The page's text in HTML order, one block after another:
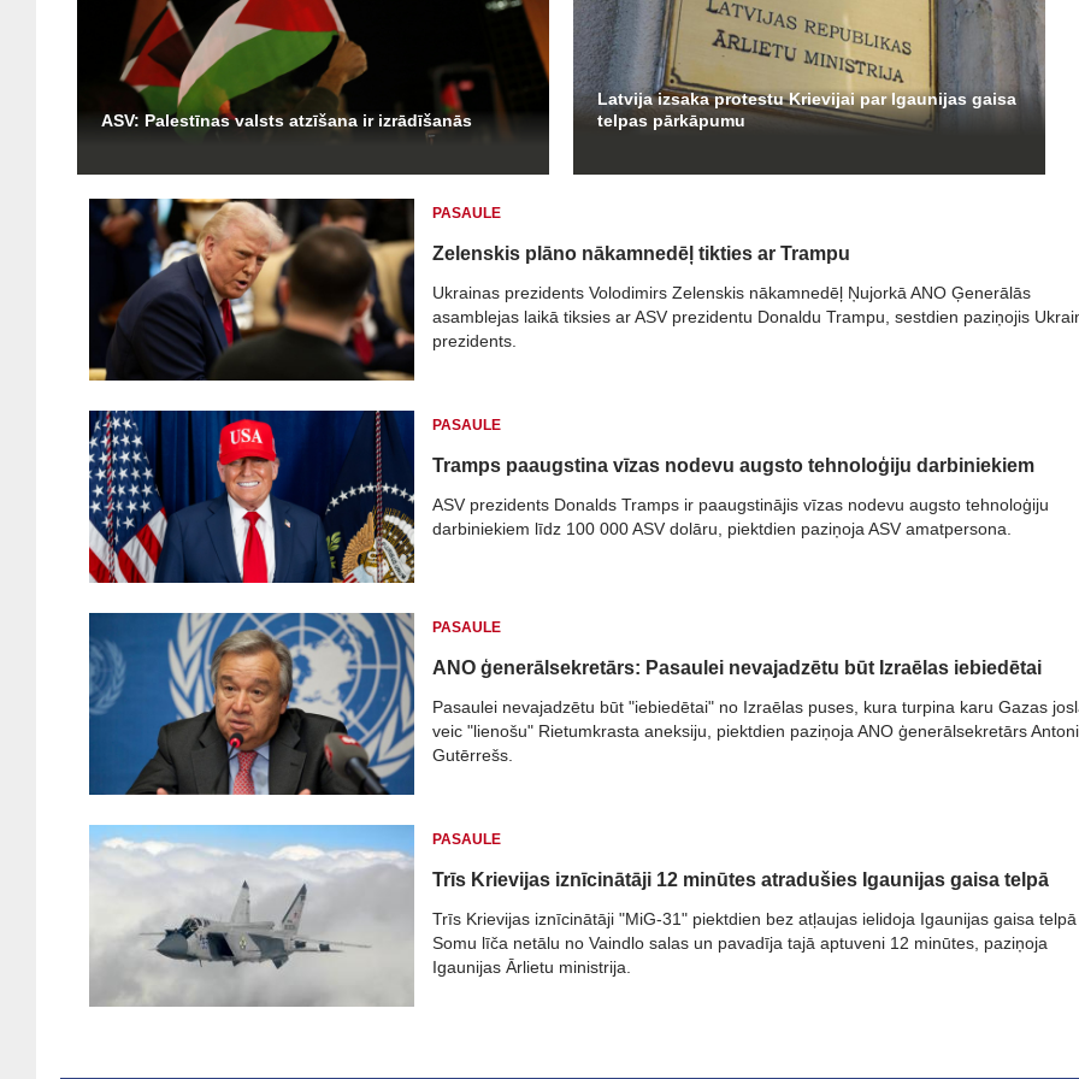
ASV: Palestīnas valsts atzīšana ir izrādīšanās
Latvija izsaka protestu Krievijai par Igaunijas gaisa
telpas pārkāpumu
PASAULE
Zelenskis plāno nākamnedēļ tikties ar Trampu
Ukrainas prezidents Volodimirs Zelenskis nākamnedēļ Ņujorkā ANO Ģenerālās
asamblejas laikā tiksies ar ASV prezidentu Donaldu Trampu, sestdien paziņojis
prezidents.
PASAULE
Tramps paaugstina vīzas nodevu augsto tehnoloģiju darbiniekiem
ASV prezidents Donalds Tramps ir paaugstinājis vīzas nodevu augsto tehnoloģiju
darbiniekiem līdz 100 000 ASV dolāru, piektdien paziņoja ASV amatpersona.
PASAULE
ANO ģenerālsekretārs: Pasaulei nevajadzētu būt Izraēlas iebiedētai
Pasaulei nevajadzētu būt "iebiedētai" no Izraēlas puses, kura turpina karu Gazas
veic "lienošu" Rietumkrasta aneksiju, piektdien paziņoja ANO ģenerālsekretārs
Gutērrešs.
PASAULE
Trīs Krievijas iznīcinātāji 12 minūtes atradušies Igaunijas gaisa telpā
Trīs Krievijas iznīcinātāji "MiG-31" piektdien bez atļaujas ielidoja Igaunijas gaisa
Somu līča netālu no Vaindlo salas un pavadīja tajā aptuveni 12 minūtes, paziņoja
Igaunijas Ārlietu ministrija.